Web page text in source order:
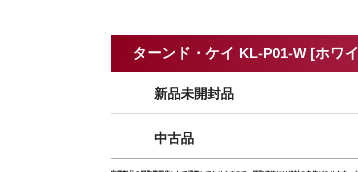
ターンド・ケイ KL-P01-W [ホワ
新品未開封品
中古品